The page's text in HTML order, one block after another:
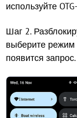
используйте
Шаг 2.
выберите режим
появится запрос.